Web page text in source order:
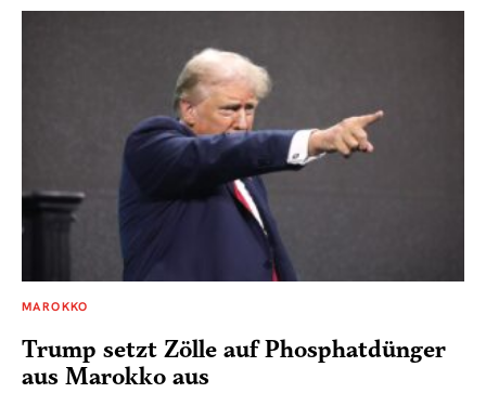
MAROKKO
Trump setzt Zölle auf Phosphatdünger
aus Marokko aus